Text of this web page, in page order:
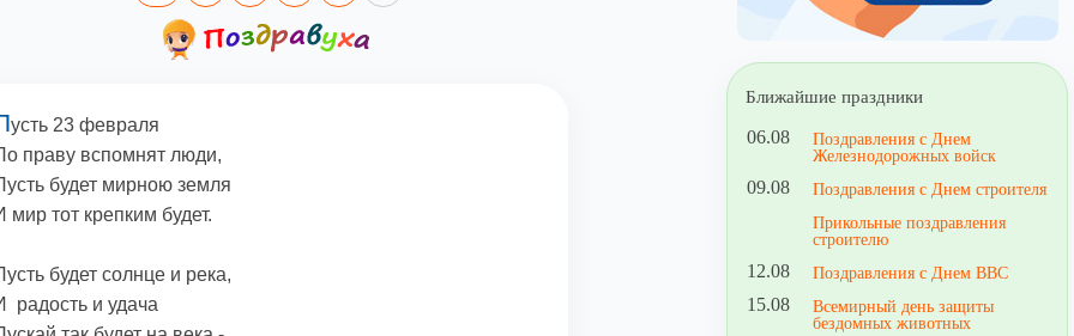
усть 23 февраля
праву вспомнят люди,
будет мирною земля
мир тот крепким будет.
будет солнце и река,
радость и удача
Ближайшие праздники
06.08
Поздравления с Днем
Железнодорожных войск
09.08
Поздравления с Днем строителя
Прикольные поздравления
строителю
12.08 Поздравления с Днем ВВС
15.08
Всемирный день защиты
бездомных животных